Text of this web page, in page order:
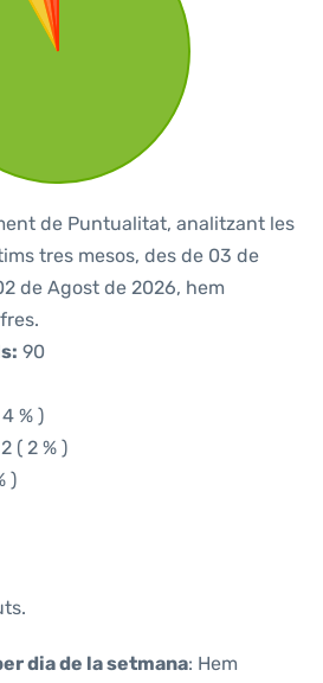
de Puntualitat, analitzant les
tres mesos, des de 03 de
de Agost de 2026, hem
90
% )
2 ( 2 % )
)
dia de la setmana: Hem